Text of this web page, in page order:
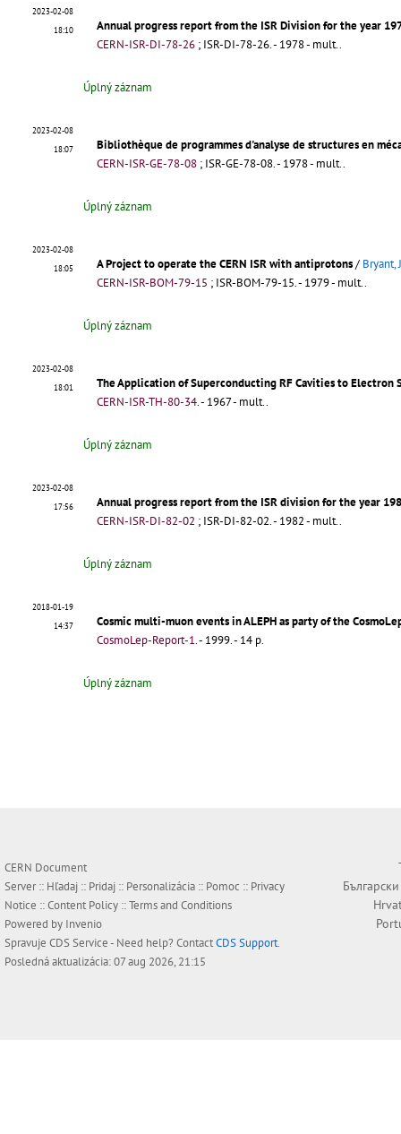
2023-02-08
18:10
Annual progress report from the ISR Division for the year
CERN-ISR-DI-78-26 ; ISR-DI-78-26.- 1978 - mult..
Úplný záznam
2023-02-08
18:07
Bibliothèque de programmes d'analyse de structures en
CERN-ISR-GE-78-08 ; ISR-GE-78-08.- 1978 - mult..
Úplný záznam
2023-02-08
18:05
A Project to operate the CERN ISR with antiprotons/ Bryant,
CERN-ISR-BOM-79-15 ; ISR-BOM-79-15.- 1979 - mult..
Úplný záznam
2023-02-08
18:01
The Application of Superconducting RF Cavities to Electron
CERN-ISR-TH-80-34.- 1967 - mult..
Úplný záznam
2023-02-08
17:56
Annual progress report from the ISR division for the year
CERN-ISR-DI-82-02 ; ISR-DI-82-02.- 1982 - mult..
Úplný záznam
2018-01-19
14:37
Cosmic multi-muon events in ALEPH as party of the
CosmoLep-Report-1.- 1999. - 14 p.
Úplný záznam
CERN Document
Server :: Hľadaj :: Pridaj :: Personalizácia :: Pomoc :: Privacy
Notice ::Content Policy ::Terms and Conditions
Powered by Invenio
Spravuje CDS Service- Need help? ContactCDS Support.
Posledná aktualizácia: 07 aug 2026, 21:15
Български